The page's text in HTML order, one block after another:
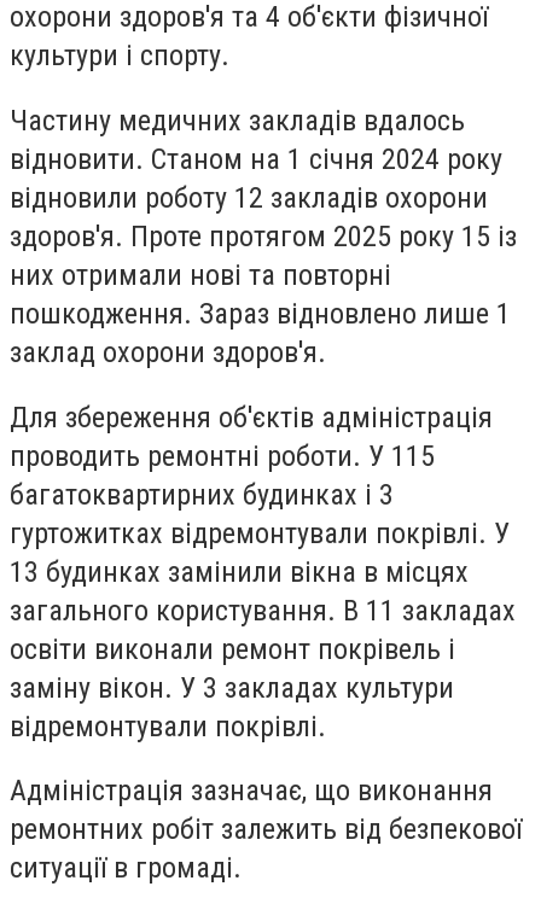
охорони здоров'я та 4 об'єкти фізичної
культури і спорту.
Частину медичних закладів вдалось
відновити. Станом на 1 січня 2024 року
відновили роботу 12 закладів охорони
здоров'я. Проте протягом 2025 року 15 із
них отримали нові та повторні
пошкодження. Зараз відновлено лише 1
заклад охорони здоров'я.
Для збереження об'єктів адміністрація
проводить ремонтні роботи. У 115
багатоквартирних будинках і 3
гуртожитках відремонтували покрівлі. У
13 будинках замінили вікна в місцях
загального користування. В 11 закладах
освіти виконали ремонт покрівель і
заміну вікон. У 3 закладах культури
відремонтували покрівлі.
Адміністрація зазначає, що виконання
ремонтних робіт залежить від безпекової
ситуації в громаді.